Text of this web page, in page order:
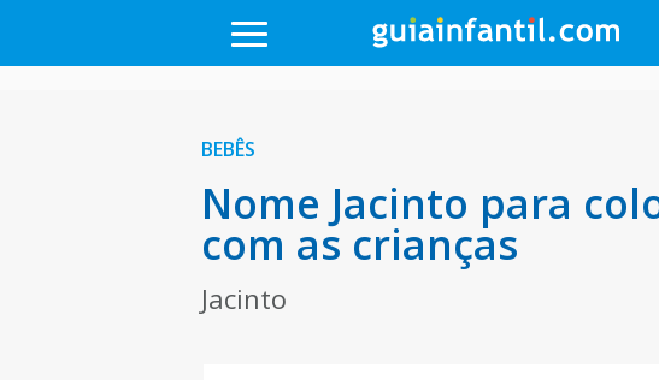
BEBÊS
Nome Jacinto para
com as crianças
Jacinto